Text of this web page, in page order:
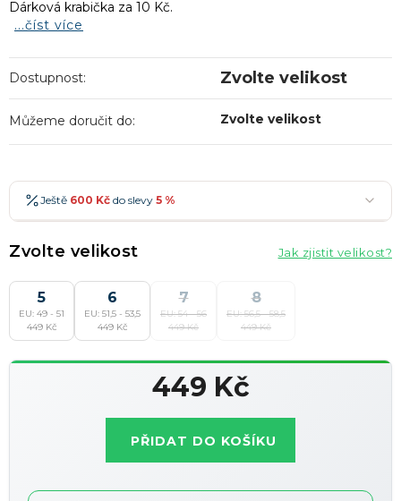
Dárková krabička za 10 Kč.
...číst více
Dostupnost: Zvolte velikost
Můžeme doručit do: Zvolte velikost
Ještě 600 Kč do slevy 5 %
1 200 Kč -10 %
1 500 Kč →-15 %
Zvolte velikost Jak zjistit velikost?
5
EU: 49 - 51
449 Kč
6
EU: 51,5 - 53,5
449 Kč
7
EU: 54 - 56
449 Kč
8
EU: 56,5 - 58,5
449 Kč
449 Kč
PŘIDAT DO KOŠÍKU